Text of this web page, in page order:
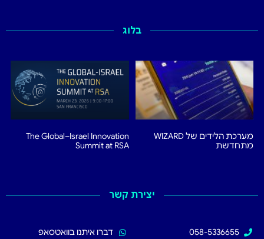
בלוג
מערכת הלידים של WIZARD
מתחדשת
The Global–Israel Innovation
Summit at RSA
יצירת קשר
058-5336655 דברו איתנו בוואטסאפ